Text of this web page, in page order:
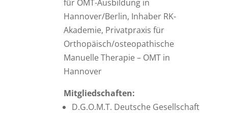
für OMT-Ausbildung in
Hannover/Berlin, Inhaber RK-
Akademie, Privatpraxis für
Orthopäisch/osteopathische
Manuelle Therapie – OMT in
Hannover
Mitgliedschaften:
D.G.O.M.T. Deutsche Gesellschaft